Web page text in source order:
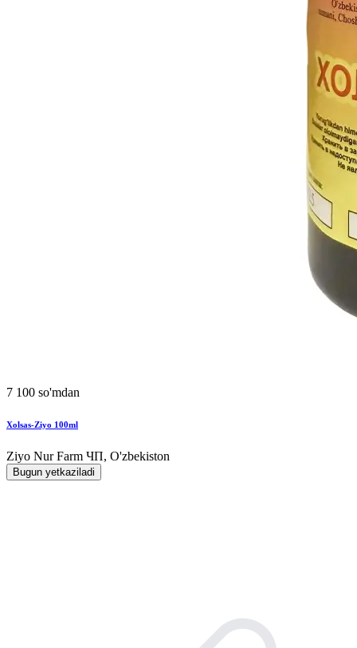
7 100 so'mdan
Xolsas-Ziyo 100ml
Ziyo Nur Farm ЧП, O'zbekiston
Bugun yetkaziladi